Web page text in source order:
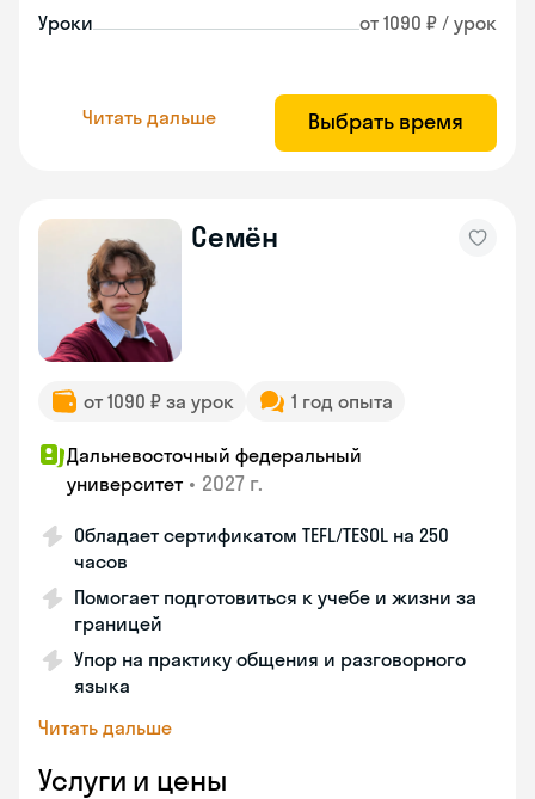
Уроки от 1090 ₽ / урок
Читать дальше Выбрать время
Семён
от 1090 ₽ за урок 1 год опыта
Дальневосточный федеральный
университет • 2027 г.
Обладает сертификатом TEFL/TESOL на 250
часов
Помогает подготовиться к учебе и жизни за
границей
Упор на практику общения и разговорного
языка
Читать дальше
Услуги и цены